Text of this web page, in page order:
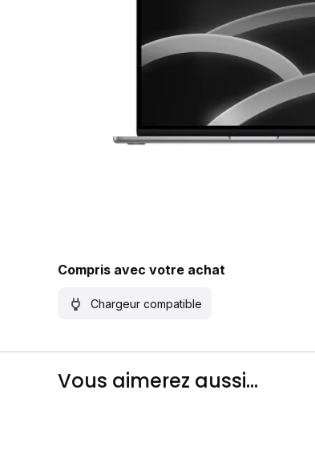
Compris avec votre achat
Chargeur compatible
Vous aimerez aussi...